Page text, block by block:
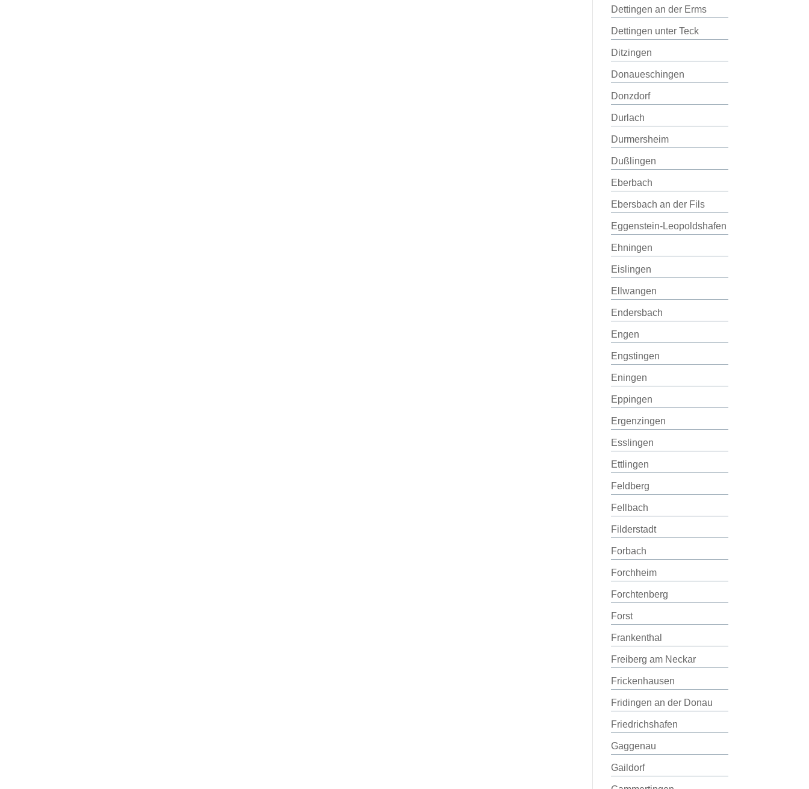
Dettingen an der Erms
Dettingen unter Teck
Ditzingen
Donaueschingen
Donzdorf
Durlach
Durmersheim
Dußlingen
Eberbach
Ebersbach an der Fils
Eggenstein-Leopoldshafen
Ehningen
Eislingen
Ellwangen
Endersbach
Engen
Engstingen
Eningen
Eppingen
Ergenzingen
Esslingen
Ettlingen
Feldberg
Fellbach
Filderstadt
Forbach
Forchheim
Forchtenberg
Forst
Frankenthal
Freiberg am Neckar
Frickenhausen
Fridingen an der Donau
Friedrichshafen
Gaggenau
Gaildorf